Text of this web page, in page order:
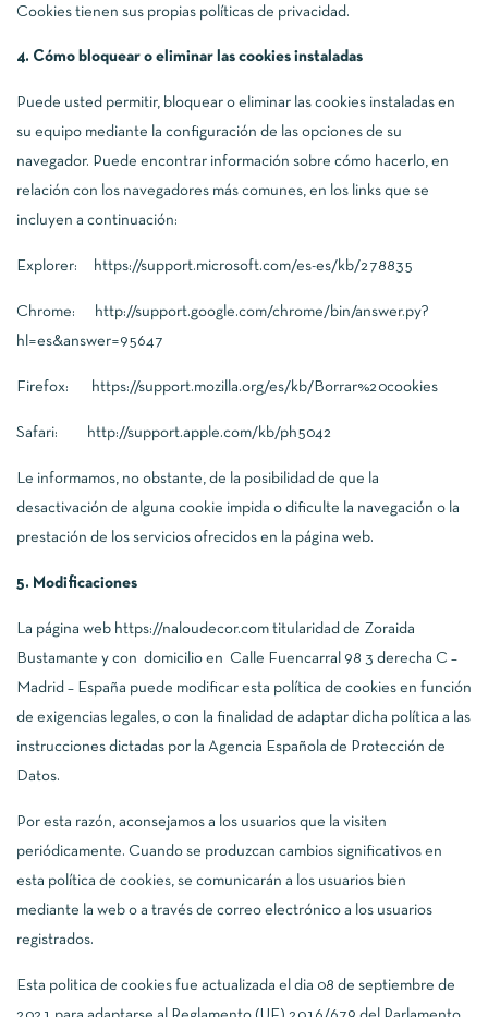
Cookies tienen sus propias políticas de privacidad.
4. Cómo bloquear o eliminar las cookies instaladas
Puede usted permitir, bloquear o eliminar las cookies instaladas en
su equipo mediante la configuración de las opciones de su
navegador. Puede encontrar información sobre cómo hacerlo, en
relación con los navegadores más comunes, en los links que se
incluyen a continuación:
Explorer: https://support.microsoft.com/es-es/kb/278835
Chrome:
http://support.google.com/chrome/bin/answer.py?
hl=es&answer=95647
Firefox: https://support.mozilla.org/es/kb/Borrar%20cookies
Safari: http://support.apple.com/kb/ph5042
Le informamos, no obstante, de la posibilidad de que la
desactivación de alguna cookie impida o dificulte la navegación o la
prestación de los servicios ofrecidos en la página web.
5. Modificaciones
La página web https://naloudecor.com titularidad de Zoraida
Bustamante y con domicilio en Calle Fuencarral 98 3 derecha C –
Madrid – España puede modificar esta política de cookies en función
de exigencias legales, o con la finalidad de adaptar dicha política a las
instrucciones dictadas por la Agencia Española de Protección de
Datos.
Por esta razón, aconsejamos a los usuarios que la visiten
periódicamente. Cuando se produzcan cambios significativos en
esta política de cookies, se comunicarán a los usuarios bien
mediante la web o a través de correo electrónico a los usuarios
registrados.
Esta politica de cookies fue actualizada el dia 08 de septiembre de